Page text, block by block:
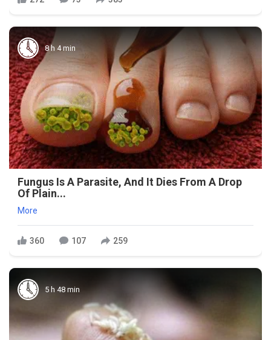
8 h 4 min
Fungus Is A Parasite, And It Dies From A Drop
Of Plain...
More
360 107 259
5 h 48 min